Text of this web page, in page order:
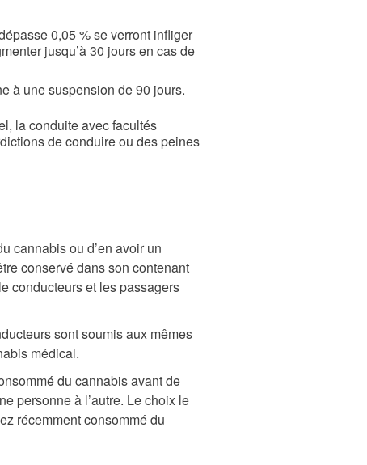
0,05 % se verront infliger
jusqu’à 30 jours en cas de
à une suspension de 90 jours.
la conduite avec facultés
de conduire ou des peines
cannabis ou d’en avoir un
conservé dans son contenant
conducteurs et les passagers
sont soumis aux mêmes
médical.
du cannabis avant de
personne à l’autre. Le choix le
récemment consommé du